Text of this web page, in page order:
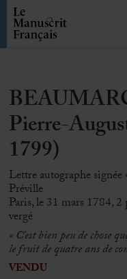
Pierre-
1799)
Lettre autographe
Préville
Paris, le 31 mars 1784, 2
vergé
« C’est bien peu de chose
le fruit de quatre ans de
VENDU